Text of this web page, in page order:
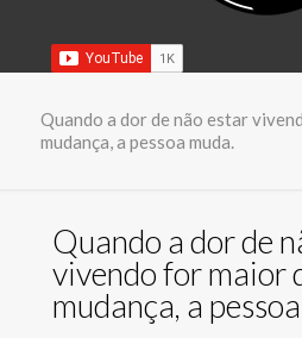
Quando a dor de não estar
mudança, a pessoa muda.
Quando a dor de
vivendo for maior
mudança, a